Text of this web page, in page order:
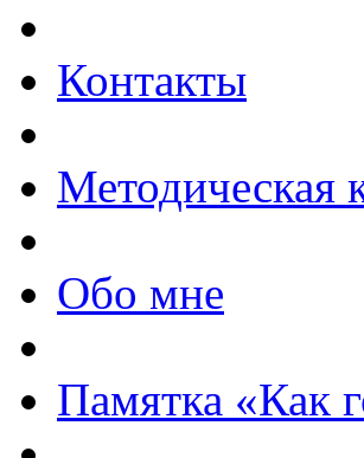
Контакты
Методическая
Обо мне
Памятка «Как